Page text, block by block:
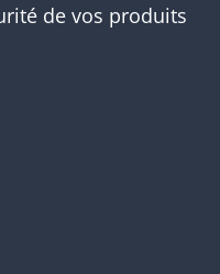
de vos produits